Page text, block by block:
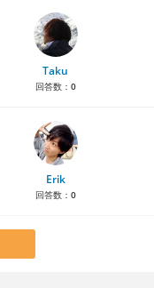
Taku
回答数： 0
Erik
回答数： 0